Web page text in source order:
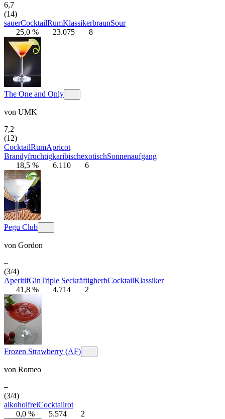
6,7
(14)
sauerCocktailRumKlassikerbraunSour
25,0 %
23.075 8
The One and Only
von UMK
7,2
(12)
CocktailRumApricot
BrandyfruchtigkaribischexotischSonnenaufgang
18,5 %
6.110 6
Pegu Club
von Gordon
–
(3/4)
AperitifGinTriple SeckräftigherbCocktailKlassiker
41,8 %
4.714 2
Frozen Strawberry (AF)
von Romeo
–
(3/4)
alkoholfreiCocktailrot
0,0 %
5.574 2